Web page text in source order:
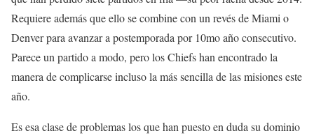
Requiere además que ello se combine con un revés de Miami o
Denver para avanzar a postemporada por 10mo año consecutivo.
Parece un partido a modo, pero los Chiefs han encontrado la
manera de complicarse incluso la más sencilla de las misiones este
año.
Es esa clase de problemas los que han puesto en duda su dominio